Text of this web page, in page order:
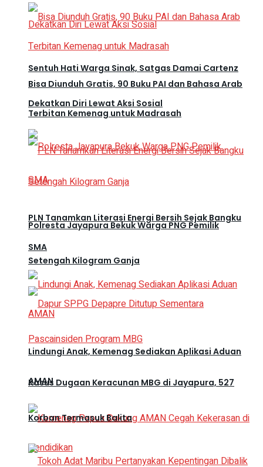
Bisa Diunduh Gratis, 90 Buku PAI dan Bahasa Arab
Terbitan Kemenag untuk Madrasah
PLN Tanamkan Literasi Energi Bersih Sejak Bangku
SMA
Lindungi Anak, Kemenag Sediakan Aplikasi Aduan
AMAN
Sentuh Hati Warga Sinak, Satgas Damai Cartenz
Dekatkan Diri Lewat Aksi Sosial
Polresta Jayapura Bekuk Warga PNG Pemilik
Setengah Kilogram Ganja
Kasus Dugaan Keracunan MBG di Jayapura, 527
Korban Termasuk Balita